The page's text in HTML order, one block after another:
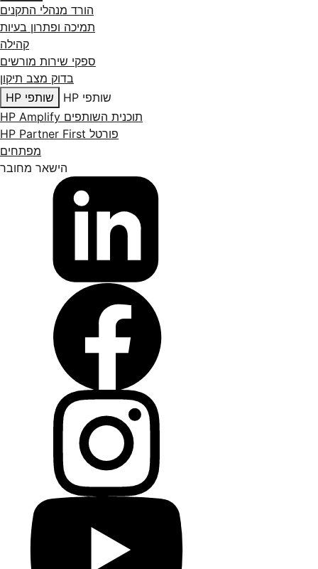
הורד מנהלי התקנים
תמיכה ופתרון בעיות
קהילה
ספקי שירות מורשים
בדוק מצב תיקון
שותפי HP
שותפי HP
תוכנית השותפים HP Amplify
פורטל HP Partner First
מפתחים
הישאר מחובר